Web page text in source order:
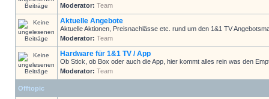
Moderator: Team
Aktuelle Angebote
Aktuelle Aktionen, Preisnachlässe etc. rund um den 1&1 TV
Moderator: Team
Hardware für 1&1 TV / App
Ob Stick, ob Box oder auch die App, hier kommt alles rein was den
Moderator: Team
Offtopic